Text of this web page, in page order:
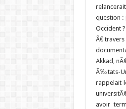
question
Occident ?
Ã€
Akkad,
Ã‰tats-
rappelait
avoir